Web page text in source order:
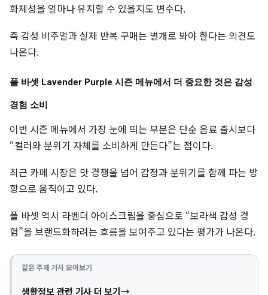
화제성을 얼마나 유지할 수 있을지도 변수다.
즉 감성 비주얼과 실제 반복 구매는 별개로 봐야 한다는 의견도
나온다.
폴 바셋 Lavender Purple 시즌 메뉴에서 더 중요한 것은 감성
경험 소비
이번 시즌 메뉴에서 가장 눈에 띄는 부분은 단순 음료 출시보다
“컬러와 분위기 자체를 소비하게 만든다”는 점이다.
최근 카페 시장은 맛 경쟁을 넘어 감정과 분위기를 함께 파는 방
향으로 움직이고 있다.
폴 바셋 역시 라벤더 아이스크림을 중심으로 “보라색 감성 경
험”을 브랜드화하려는 흐름을 보여주고 있다는 평가가 나온다.
같은 주제 기사 모아보기
생활정보 관련 기사 더 보기